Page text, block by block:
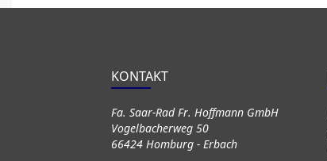
KONTAKT
Fa. Saar-Rad Fr. Hoffmann GmbH
Vogelbacherweg 50
66424 Homburg - Erbach